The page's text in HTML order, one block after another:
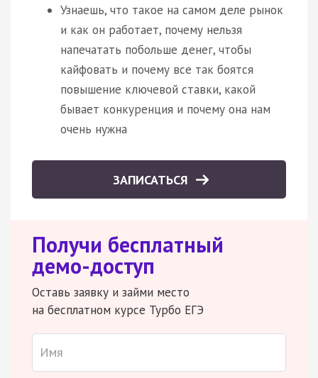
Узнаешь, что такое на самом деле рынок
и как он работает, почему нельзя
напечатать побольше денег, чтобы
кайфовать и почему все так боятся
повышение ключевой ставки, какой
бывает конкуренция и почему она нам
очень нужна
ЗАПИСАТЬСЯ
Получи бесплатный
демо-доступ
Оставь заявку и займи место
на бесплатном курсе Турбо ЕГЭ